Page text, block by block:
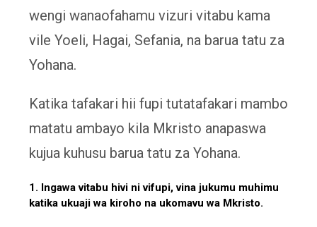
wengi wanaofahamu vizuri vitabu kama
vile Yoeli, Hagai, Sefania, na barua tatu za
Yohana.
Katika tafakari hii fupi tutatafakari mambo
matatu ambayo kila Mkristo anapaswa
kujua kuhusu barua tatu za Yohana.
1. Ingawa vitabu hivi ni vifupi, vina jukumu muhimu
katika ukuaji wa kiroho na ukomavu wa Mkristo.